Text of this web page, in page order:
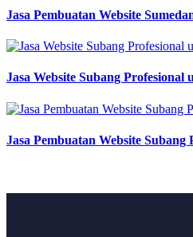
Jasa Pembuatan Website
Jasa Website Subang Profesional
Jasa Pembuatan Website Subang